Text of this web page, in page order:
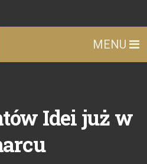
MENU
Idei już w